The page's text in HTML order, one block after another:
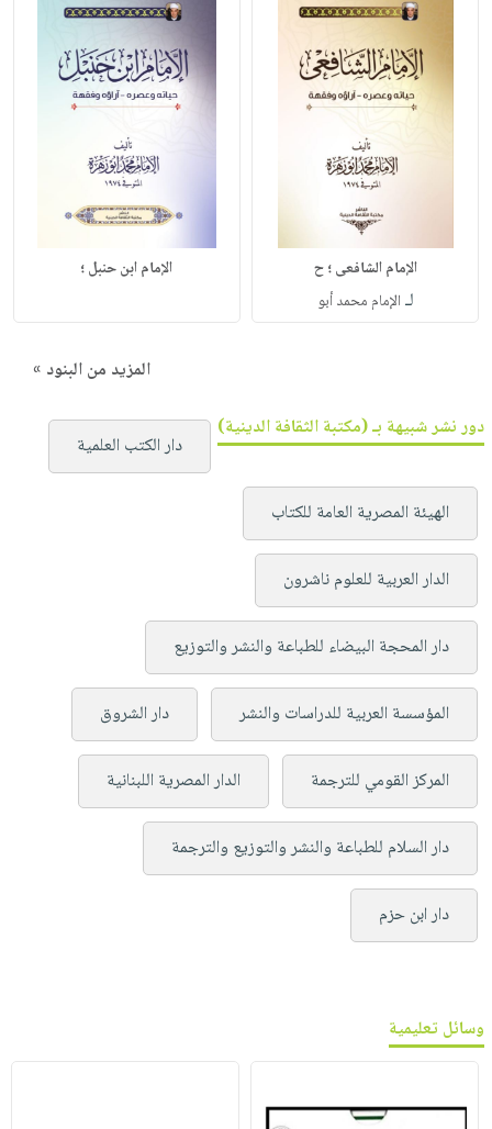
الإمام الشافعى ؛ ح
لـ الإمام محمد أبو
الإمام ابن حنبل ؛
المزيد من البنود »
دور نشر شبيهة بـ (مكتبة الثقافة الدينية)
دار الكتب العلمية
الهيئة المصرية العامة للكتاب
الدار العربية للعلوم ناشرون
دار المحجة البيضاء للطباعة والنشر والتوزيع
المؤسسة العربية للدراسات والنشر دار الشروق
المركز القومي للترجمة الدار المصرية اللبنانية
دار السلام للطباعة والنشر والتوزيع والترجمة
دار ابن حزم
وسائل تعليمية